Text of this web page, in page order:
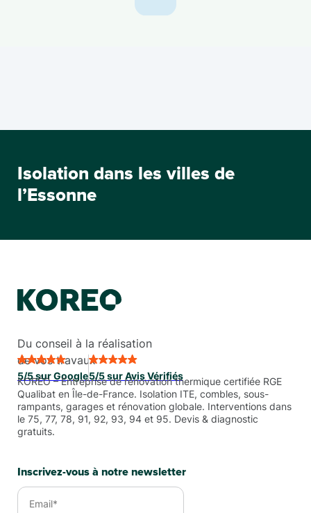
Isolation dans les villes de
l’Essonne
Du conseil à la réalisation
de vos travaux
5/5 sur Google5/5 sur Avis Vérifiés
KORÉO – Entreprise de rénovation thermique certifiée RGE
Qualibat en Île-de-France. Isolation ITE, combles, sous-
rampants, garages et rénovation globale. Interventions dans
le 75, 77, 78, 91, 92, 93, 94 et 95. Devis & diagnostic
gratuits.
Inscrivez-vous à notre newsletter